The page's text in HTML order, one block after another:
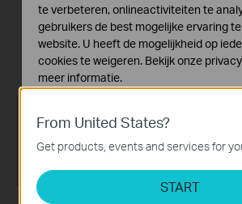
Range Extender for
Starlink
Link
From United States?
Get products, events and services for
START
te verbeteren, onlineactiviteiten te
gebruikers de best mogelijke ervaring
website. U heeft de mogelijkheid op
cookies te weigeren. Bekijk onze
meer informatie.
Deze cookies zijn noodzakelijk voor de
website en kunnen niet worden
Analyse en Marketing Cookies
Cookies voor analyse geven ons de